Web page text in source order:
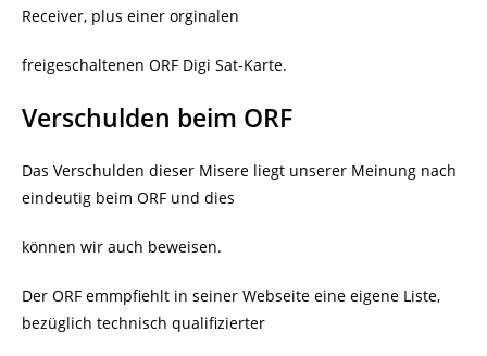
Receiver, plus einer orginalen
freigeschaltenen ORF Digi Sat-Karte.
Verschulden beim ORF
Das Verschulden dieser Misere liegt unserer Meinung nach
eindeutig beim ORF und dies
können wir auch beweisen.
Der ORF emmpfiehlt in seiner Webseite eine eigene Liste,
bezüglich technisch qualifizierter